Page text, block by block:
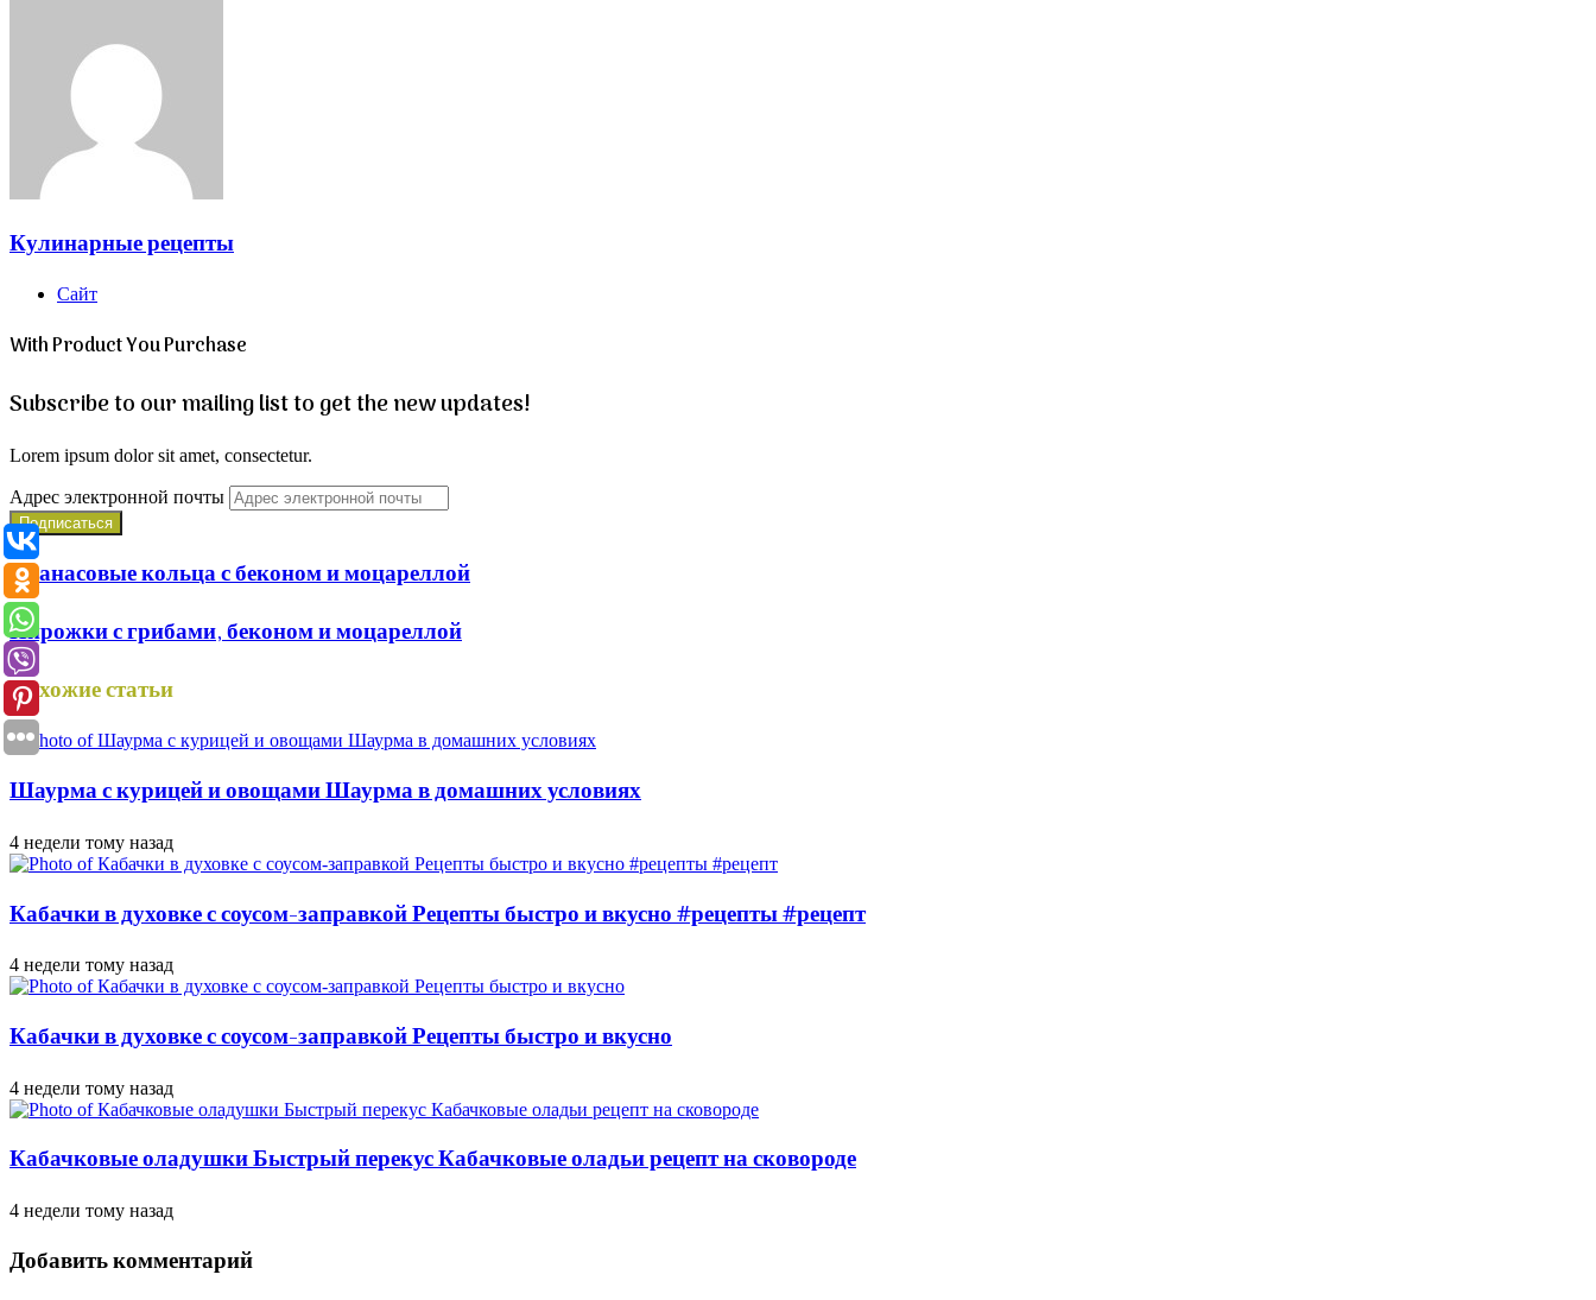
Кулинарные рецепты
Сайт
With Product You Purchase
Subscribe to our mailing list to get the new updates!
Lorem ipsum dolor sit amet, consectetur.
Адрес электронной почты
Ананасовые кольца с беконом и моцареллой
Пирожки с грибами, беконом и моцареллой
Похожие статьи
Шаурма с курицей и овощами Шаурма в домашних условиях
4 недели тому назад
Кабачки в духовке с соусом-заправкой Рецепты быстро и вкусно #рецепты #рецепт
4 недели тому назад
Кабачки в духовке с соусом-заправкой Рецепты быстро и вкусно
4 недели тому назад
Кабачковые оладушки Быстрый перекус Кабачковые оладьи рецепт на сковороде
4 недели тому назад
Добавить комментарий